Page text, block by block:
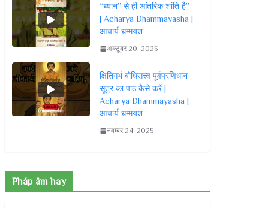
“ध्यान” से ही आंतरिक शांति है”
| Acharya Dhammayasha |
आचार्य धम्मयश
अक्टूबर 20, 2025
क्षितिगर्भ बोधिसत्त्व पूर्वप्रणिधान
सूत्र का पाठ कैसे करें |
Acharya Dhammayasha |
आचार्य धम्मयश
नवम्बर 24, 2025
Pháp âm hay